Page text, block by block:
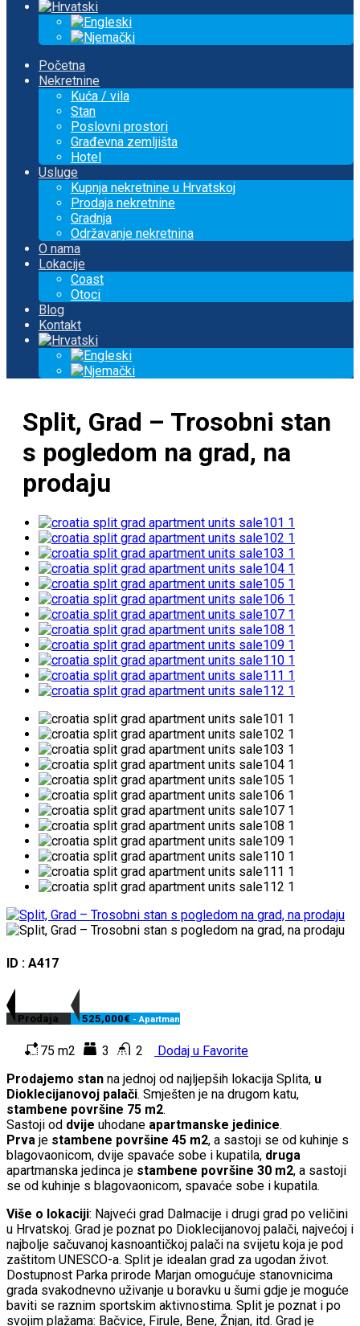
Početna
Nekretnine
Kuća / vila
Stan
Poslovni prostori
Građevna zemljišta
Hotel
Usluge
Kupnja nekretnine u Hrvatskoj
Prodaja nekretnine
Gradnja
Održavanje nekretnina
O nama
Lokacije
Coast
Otoci
Blog
Kontakt
Split, Grad – Trosobni stan
s pogledom na grad, na
prodaju
ID : A417
Prodaja 525,000€ - Apartman
75 m2 3 2
Dodaj u Favorite
Prodajemo stan na jednoj od najljepših lokacija Splita, u
Dioklecijanovoj palači. Smješten je na drugom katu,
stambene površine 75 m2.
Sastoji od dvije uhodane apartmanske jedinice.
Prva je stambene površine 45 m2, a sastoji se od kuhinje s
blagovaonicom, dvije spavaće sobe i kupatila, druga
apartmanska jedinca je stambene površine 30 m2, a sastoji
se od kuhinje s blagovaonicom, spavaće sobe i kupatila.
Više o lokaciji: Najveći grad Dalmacije i drugi grad po veličini
u Hrvatskoj. Grad je poznat po Dioklecijanovoj palači, najvećoj i
najbolje sačuvanoj kasnoantičkoj palači na svijetu koja je pod
zaštitom UNESCO-a. Split je idealan grad za ugodan život.
Dostupnost Parka prirode Marjan omogućuje stanovnicima
grada svakodnevno uživanje u boravku u šumi gdje je moguće
baviti se raznim sportskim aktivnostima. Split je poznat i po
svojim plažama: Bačvice, Firule, Bene, Žnjan, itd. Grad je